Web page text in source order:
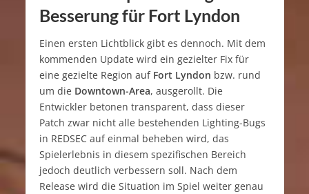
Besserung für Fort Lyndon
Einen ersten Lichtblick gibt es dennoch. Mit dem
kommenden Update wird ein gezielter Fix für
eine gezielte Region auf Fort Lyndon bzw. rund
um die Downtown-Area, ausgerollt. Die
Entwickler betonen transparent, dass dieser
Patch zwar nicht alle bestehenden Lighting-Bugs
in REDSEC auf einmal beheben wird, das
Spielerlebnis in diesem spezifischen Bereich
jedoch deutlich verbessern soll. Nach dem
Release wird die Situation im Spiel weiter genau